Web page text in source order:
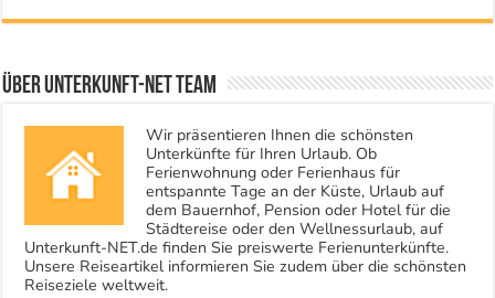
Über Unterkunft-NET Team
Wir präsentieren Ihnen die schönsten
Unterkünfte für Ihren Urlaub. Ob
Ferienwohnung oder Ferienhaus für
entspannte Tage an der Küste, Urlaub auf
dem Bauernhof, Pension oder Hotel für die
Städtereise oder den Wellnessurlaub, auf
Unterkunft-NET.de finden Sie preiswerte Ferienunterkünfte.
Unsere Reiseartikel informieren Sie zudem über die schönsten
Reiseziele weltweit.